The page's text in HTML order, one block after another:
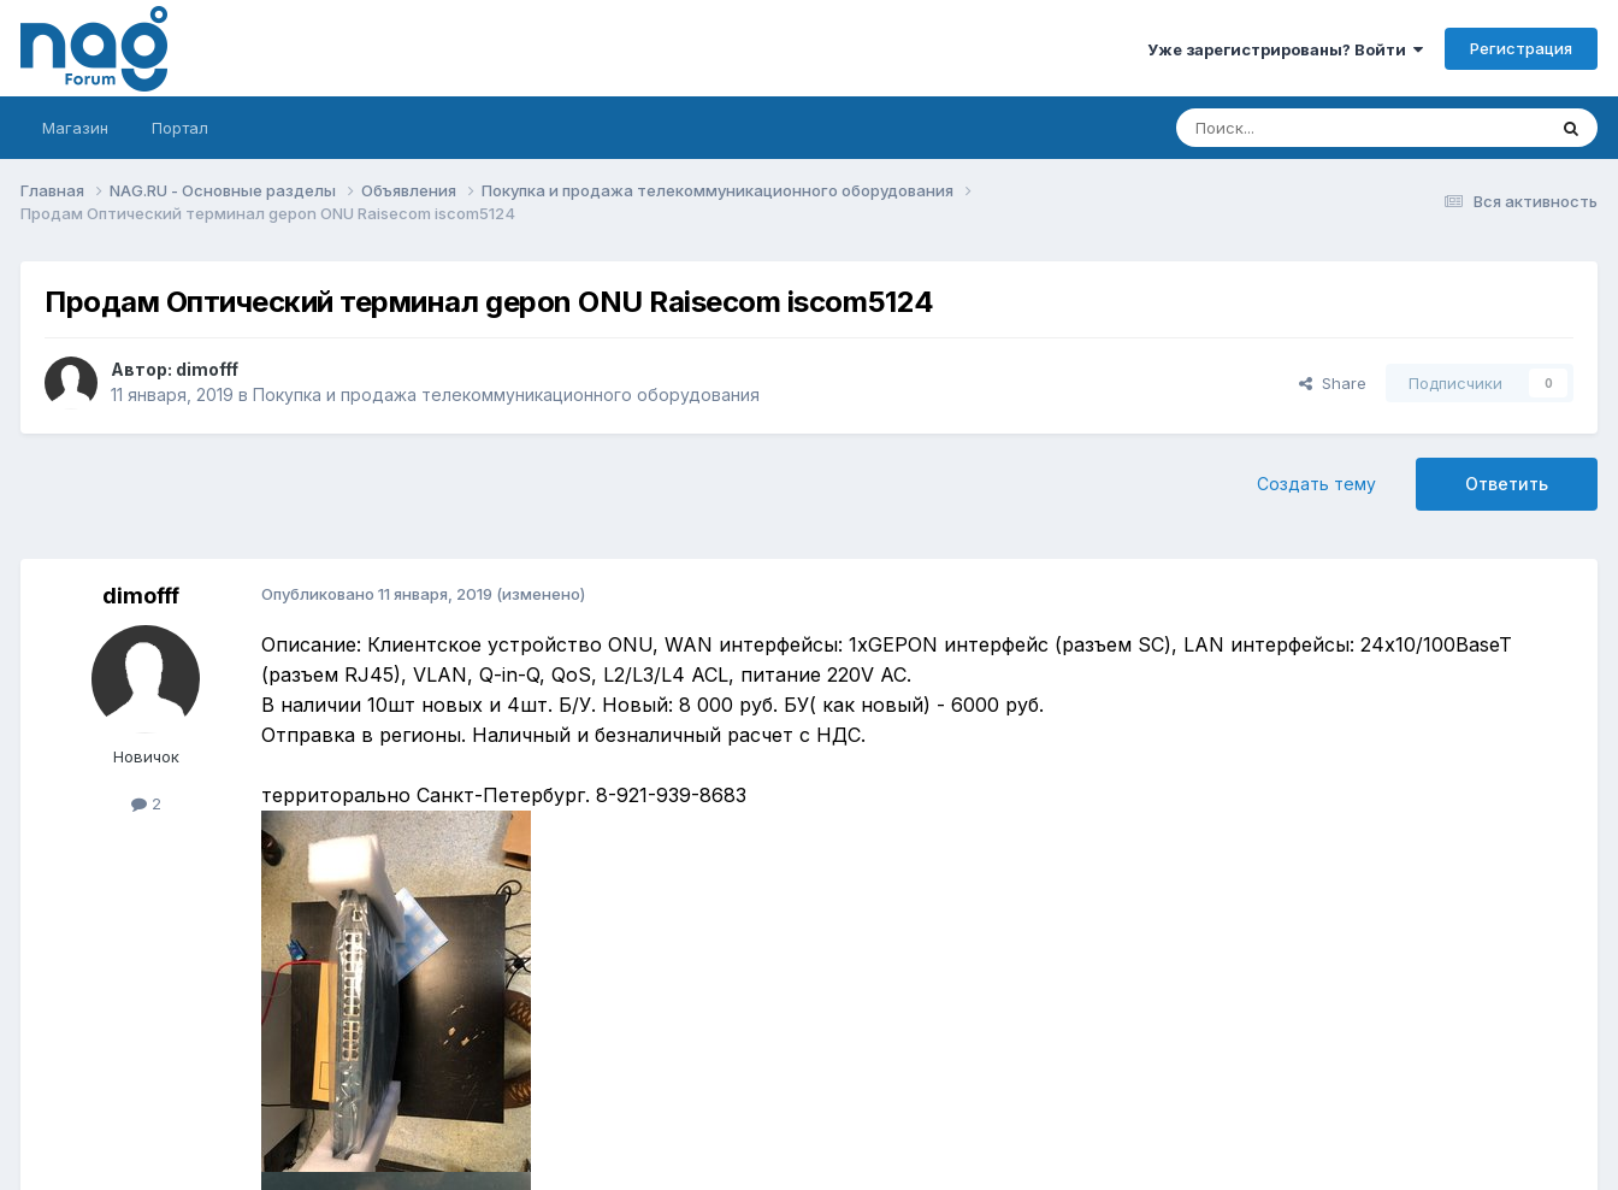
Уже зарегистрированы? Войти Регистрация
Магазин Портал
Вся активность
Главная NAG.RU - Основные разделы Объявления
Покупка и продажа телекоммуникационного оборудования
Продам Оптический терминал gepon ONU Raisecom iscom5124
Продам Оптический терминал gepon ONU Raisecom iscom5124
Автор: dimofff
11 января, 2019 в Покупка и продажа телекоммуникационного оборудования
Share Подписчики 0
Ответить
Создать тему
dimofff
Новичок
2
Опубликовано 11 января, 2019 (изменено)
Описание: Клиентское устройство ONU, WAN интерфейсы: 1xGEPON интерфейс (разъем SC), LAN интерфейсы: 24x10/100BaseT
(разъем RJ45), VLAN, Q-in-Q, QoS, L2/L3/L4 ACL, питание 220V AC.
В наличии 10шт новых и 4шт. Б/У. Новый: 8 000 руб. БУ( как новый) - 6000 руб.
Отправка в регионы. Наличный и безналичный расчет с НДС.
территорально Санкт-Петербург. 8-921-939-8683